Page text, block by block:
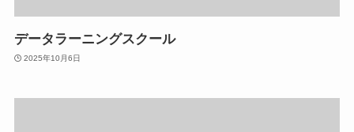
データラーニングスクール
2025年10月6日